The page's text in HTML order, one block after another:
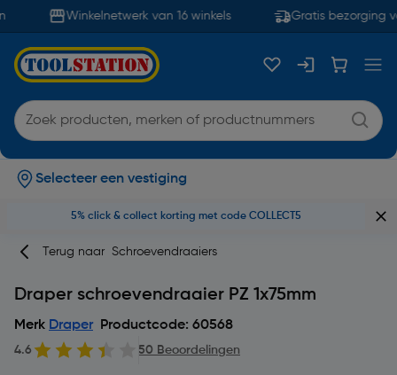
Winkelnetwerk van 16 winkels Gratis bezorging
Selecteer een vestiging
5% click & collect korting met code COLLECT5
Terug naar Schroevendraaiers
Draper schroevendraaier PZ 1x75mm
Merk Draper Productcode: 60568
4.6 50 Beoordelingen